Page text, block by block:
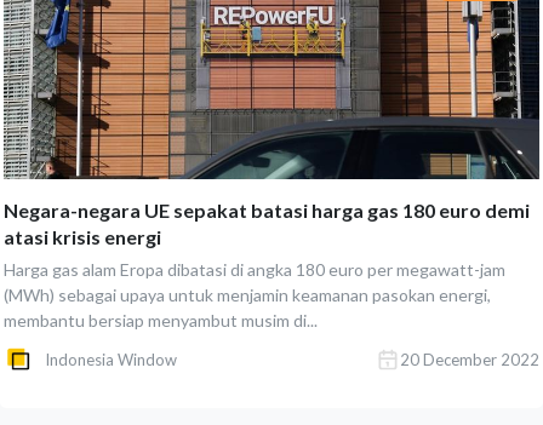
Negara-negara UE sepakat batasi harga gas 180 euro demi
atasi krisis energi
Harga gas alam Eropa dibatasi di angka 180 euro per megawatt-jam
(MWh) sebagai upaya untuk menjamin keamanan pasokan energi,
membantu bersiap menyambut musim di...
Indonesia Window 20 December 2022